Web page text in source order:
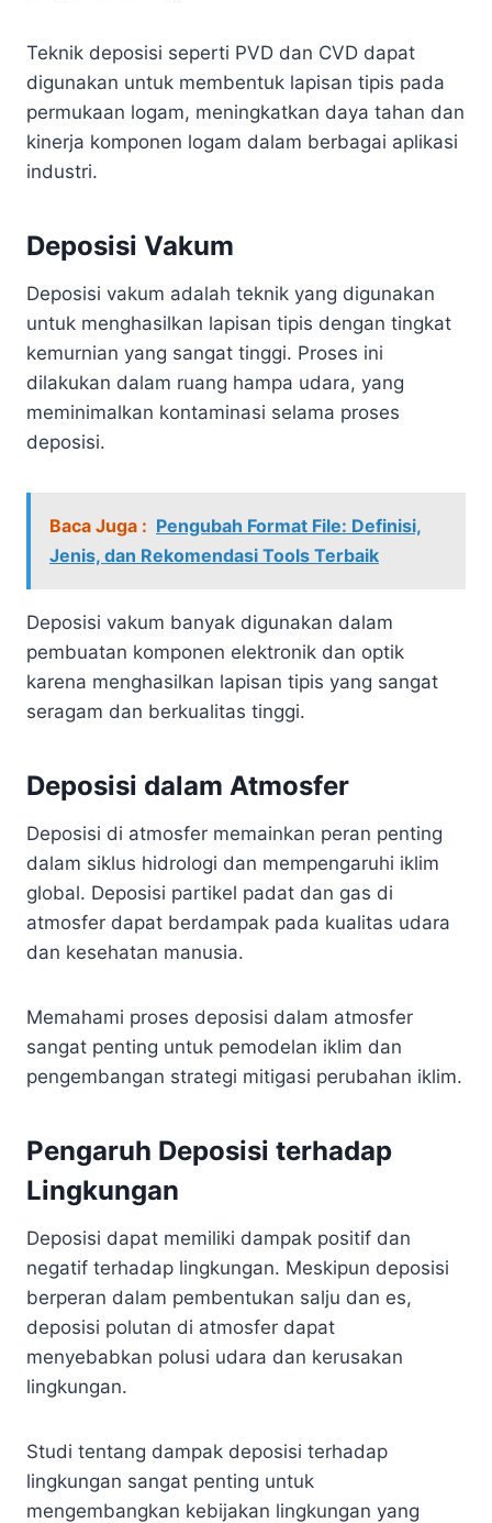
Teknik deposisi seperti PVD dan CVD dapat
digunakan untuk membentuk lapisan tipis pada
permukaan logam, meningkatkan daya tahan dan
kinerja komponen logam dalam berbagai aplikasi
industri.
Deposisi Vakum
Deposisi vakum adalah teknik yang digunakan
untuk menghasilkan lapisan tipis dengan tingkat
kemurnian yang sangat tinggi. Proses ini
dilakukan dalam ruang hampa udara, yang
meminimalkan kontaminasi selama proses
deposisi.
Baca Juga : Pengubah Format File: Definisi,
Jenis, dan Rekomendasi Tools Terbaik
Deposisi vakum banyak digunakan dalam
pembuatan komponen elektronik dan optik
karena menghasilkan lapisan tipis yang sangat
seragam dan berkualitas tinggi.
Deposisi dalam Atmosfer
Deposisi di atmosfer memainkan peran penting
dalam siklus hidrologi dan mempengaruhi iklim
global. Deposisi partikel padat dan gas di
atmosfer dapat berdampak pada kualitas udara
dan kesehatan manusia.
Memahami proses deposisi dalam atmosfer
sangat penting untuk pemodelan iklim dan
pengembangan strategi mitigasi perubahan iklim.
Pengaruh Deposisi terhadap
Lingkungan
Deposisi dapat memiliki dampak positif dan
negatif terhadap lingkungan. Meskipun deposisi
berperan dalam pembentukan salju dan es,
deposisi polutan di atmosfer dapat
menyebabkan polusi udara dan kerusakan
lingkungan.
Studi tentang dampak deposisi terhadap
lingkungan sangat penting untuk
mengembangkan kebijakan lingkungan yang